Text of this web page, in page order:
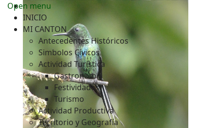
Open menu
INICIO
MI CANTON
Antecedentes Históricos
Simbolos Cívicos
Actividad Turística
Gastronomía
Festividades
Turismo
Actividad Productiva
Territorio y Geografía